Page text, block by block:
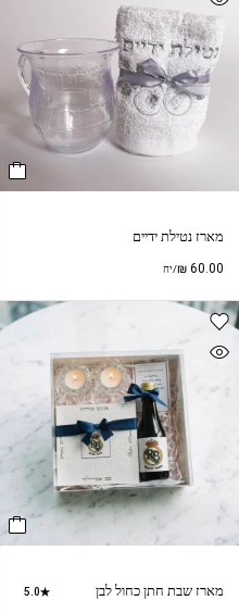
מארז נטילת ידיים
₪ 60.00 /יח
מארז שבת חתן כחול לבן 5.0